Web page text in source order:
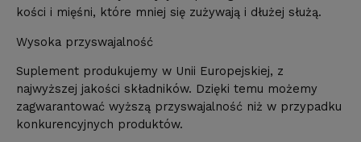
kości i mięśni, które mniej się zużywają i dłużej służą.
Wysoka przyswajalność
Suplement produkujemy w Unii Europejskiej, z
najwyższej jakości składników. Dzięki temu możemy
zagwarantować wyższą przyswajalność niż w przypadku
konkurencyjnych produktów.